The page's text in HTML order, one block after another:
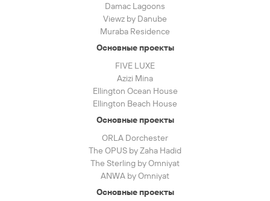
Damac Lagoons
Viewz by Danube
Muraba Residence
Основные проекты
FIVE LUXE
Azizi Mina
Ellington Ocean House
Ellington Beach House
Основные проекты
ORLA Dorchester
The OPUS by Zaha Hadid
The Sterling by Omniyat
ANWA by Omniyat
Основные проекты